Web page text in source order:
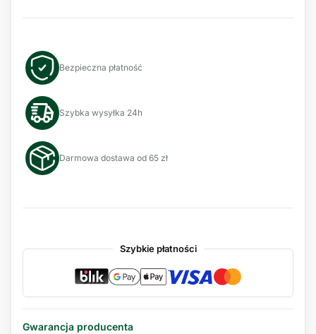
Bezpieczna płatność
Szybka wysyłka 24h
Darmowa dostawa od 65 zł
Szybkie płatności
Gwarancja producenta